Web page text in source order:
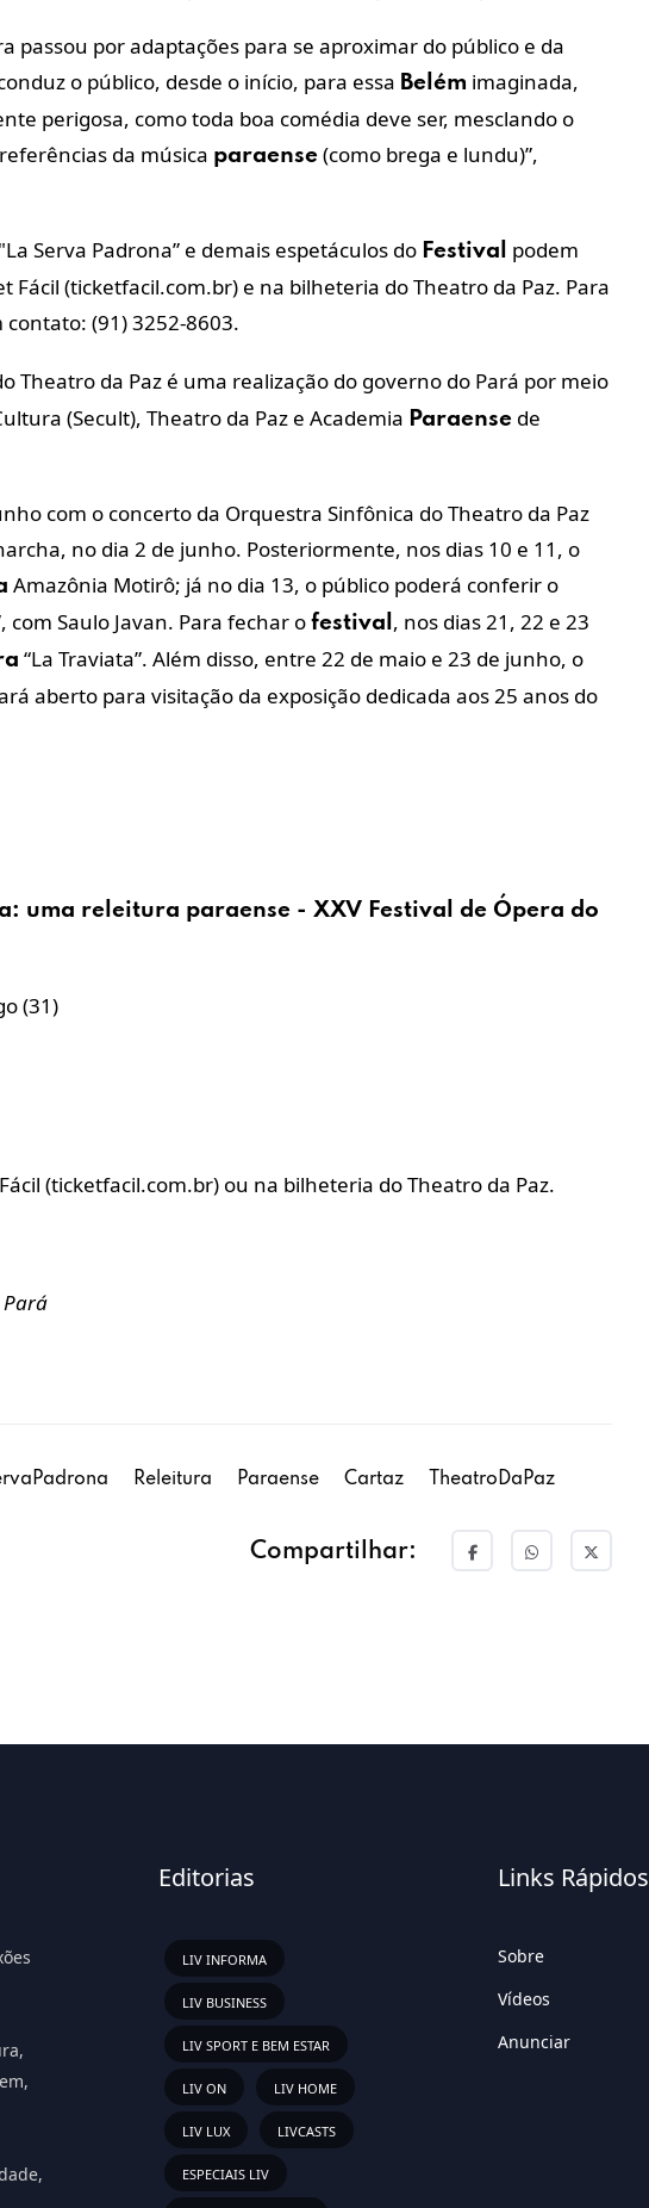
passou por adaptações para se aproximar do público e da
o público, desde o início, para essa Belém imaginada,
perigosa, como toda boa comédia deve ser, mesclando o
da música paraense (como brega e lundu)”,
"La Serva Padrona” e demais espetáculos do Festival
podem
Fácil (ticketfacil.com.br) e na bilheteria do Theatro da Paz. Para
(91) 3252-8603.
Theatro da Paz é uma realização do governo do Pará por meio
(Secult), Theatro da Paz e Academia Paraense de
com o concerto da Orquestra Sinfônica do Theatro da Paz
no dia 2 de junho. Posteriormente, nos dias 10 e 11, o
Amazônia Motirô; já no dia 13, o público poderá conferir o
com Saulo Javan. Para fechar o festival , nos dias 21, 22 e 23
“La Traviata”. Além disso, entre 22 de maio e 23 de junho, o
aberto para visitação da exposição dedicada aos 25 anos do
uma releitura paraense - XXV Festival de Ópera do
(31)
(ticketfacil.com.br) ou na bilheteria do Theatro da Paz.
Releitura Paraense Cartaz
TheatroDaPaz
Compartilhar:
Editorias
LIV INFORMA
LIV BUSINESS
LIV SPORT E BEM ESTAR
LIV ON LIV HOME
LIV LUX LIVCASTS
ESPECIAIS LIV
Links Rápidos
Sobre
Vídeos
Anunciar